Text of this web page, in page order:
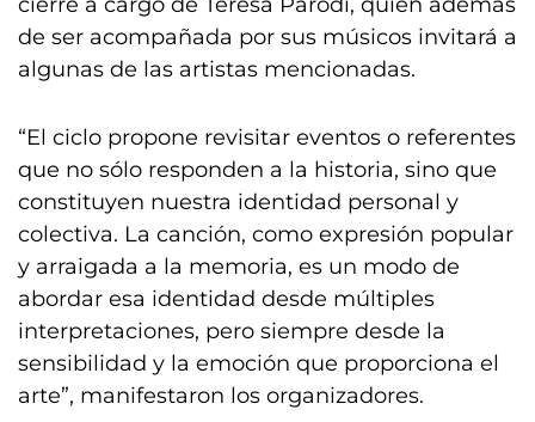
de ser acompañada por sus músicos invitará a
algunas de las artistas mencionadas.
“El ciclo propone revisitar eventos o referentes
que no sólo responden a la historia, sino que
constituyen nuestra identidad personal y
colectiva. La canción, como expresión popular
y arraigada a la memoria, es un modo de
abordar esa identidad desde múltiples
interpretaciones, pero siempre desde la
sensibilidad y la emoción que proporciona el
arte”, manifestaron los organizadores.